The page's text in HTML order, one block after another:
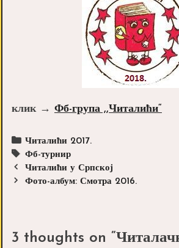
клик → Фб-група ,,Читалићи“
Categories
Читалићи 2017.
Tags
Фб-турнир
Post
navigation
Читалићи у Српској
Фото-албум: Смотра 2016.
3 thoughts on “